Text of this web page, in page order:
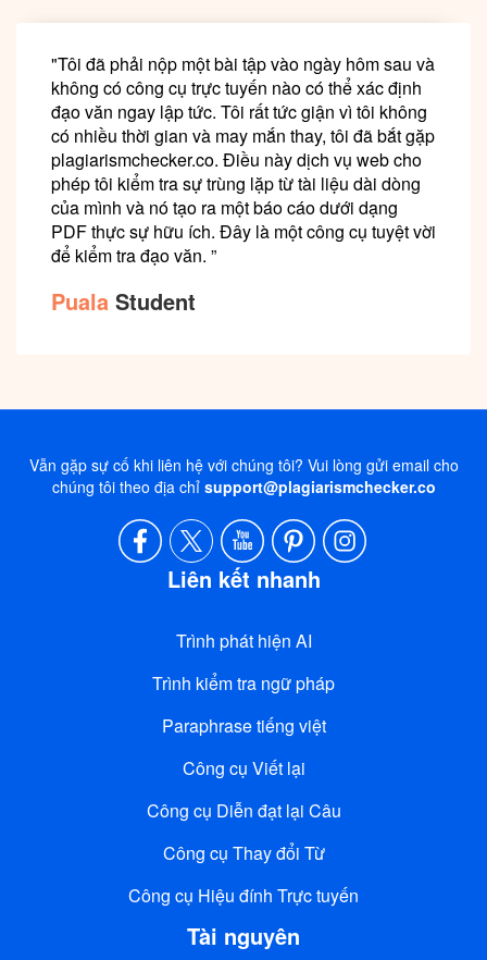
"Tôi đã phải nộp một bài tập vào ngày hôm sau và
không có công cụ trực tuyến nào có thể xác định
đạo văn ngay lập tức. Tôi rất tức giận vì tôi không
có nhiều thời gian và may mắn thay, tôi đã bắt gặp
plagiarismchecker.co. Điều này dịch vụ web cho
phép tôi kiểm tra sự trùng lặp từ tài liệu dài dòng
của mình và nó tạo ra một báo cáo dưới dạng
PDF thực sự hữu ích. Đây là một công cụ tuyệt vời
để kiểm tra đạo văn. ”
Puala Student
Vẫn gặp sự cố khi liên hệ với chúng tôi? Vui lòng gửi email cho
chúng tôi theo địa chỉ support@plagiarismchecker.co
Liên kết nhanh
Trình phát hiện AI
Trình kiểm tra ngữ pháp
Paraphrase tiếng việt
Công cụ Viết lại
Công cụ Diễn đạt lại Câu
Công cụ Thay đổi Từ
Công cụ Hiệu đính Trực tuyến
Tài nguyên